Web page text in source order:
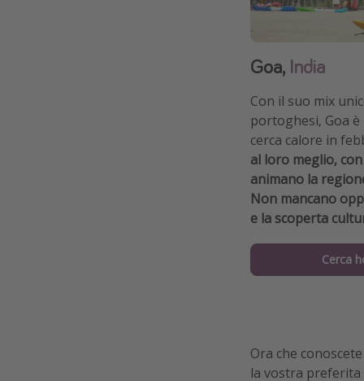
Goa, India
Con il suo mix
portoghesi, Goa
cerca calore in
al loro meglio,
animano la
Non mancano
e la scoperta
Cerca
Ora che
la vostra preferita